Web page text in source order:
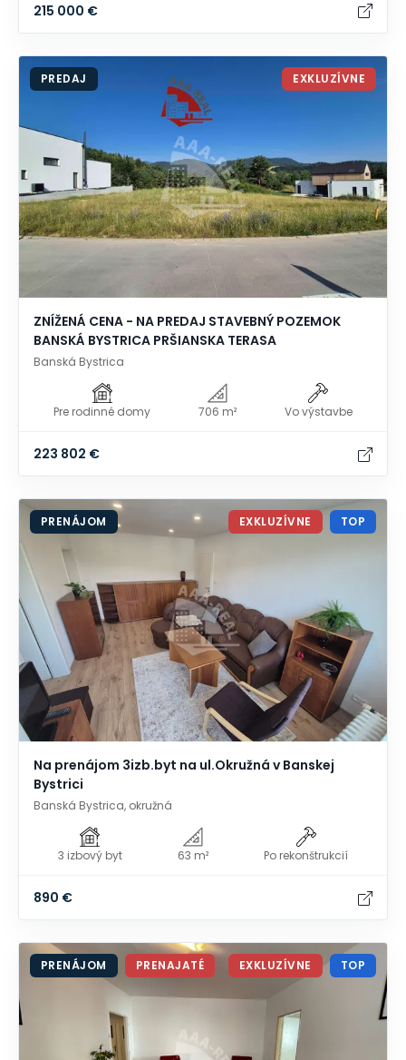
215 000 €
PREDAJ EXKLUZÍVNE
ZNÍŽENÁ CENA - NA PREDAJ STAVEBNÝ POZEMOK
BANSKÁ BYSTRICA PRŠIANSKA TERASA
Banská Bystrica
Pre rodinné domy 706 m² Vo výstavbe
223 802 €
PRENÁJOM EXKLUZÍVNE TOP
Na prenájom 3izb.byt na ul.Okružná v Banskej
Bystrici
Banská Bystrica, okružná
3 izbový byt 63 m² Po rekonštrukcií
890 €
PRENÁJOM PRENAJATÉ EXKLUZÍVNE TOP